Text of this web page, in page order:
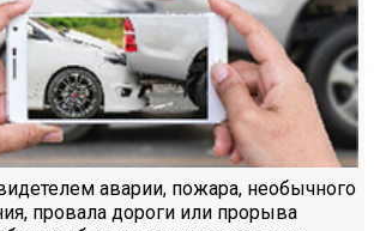
аварии, пожара, необычного
провала дороги или прорыва